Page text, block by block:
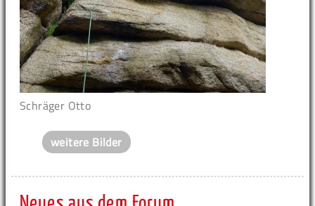
Schräger Otto
weitere Bilder